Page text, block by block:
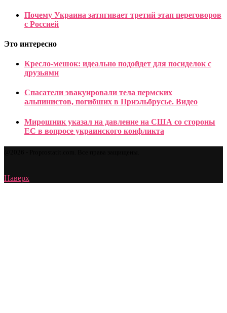
Почему Украина затягивает третий этап переговоров
с Россией
Это интересно
Кресло-мешок: идеально подойдет для посиделок с
друзьями
Спасатели эвакуировали тела пермских
альпинистов, погибших в Приэльбрусье. Видео
Мирошник указал на давление на США со стороны
ЕС в вопросе украинского конфликта
Наверх